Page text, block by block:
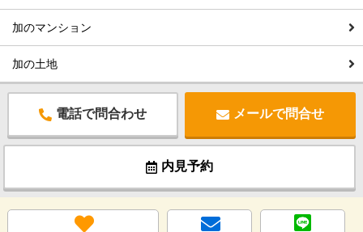
加のマンション
加の土地
電話で問合わせ メールで問合せ
内見予約